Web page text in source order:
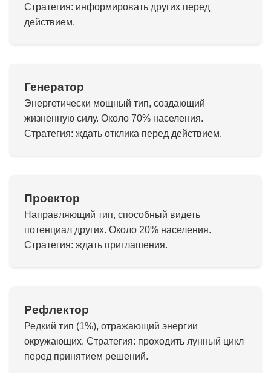
Стратегия: информировать других перед
действием.
Генератор
Энергетически мощный тип, создающий
жизненную силу. Около 70% населения.
Стратегия: ждать отклика перед действием.
Проектор
Направляющий тип, способный видеть
потенциал других. Около 20% населения.
Стратегия: ждать приглашения.
Рефлектор
Редкий тип (1%), отражающий энергии
окружающих. Стратегия: проходить лунный цикл
перед принятием решений.